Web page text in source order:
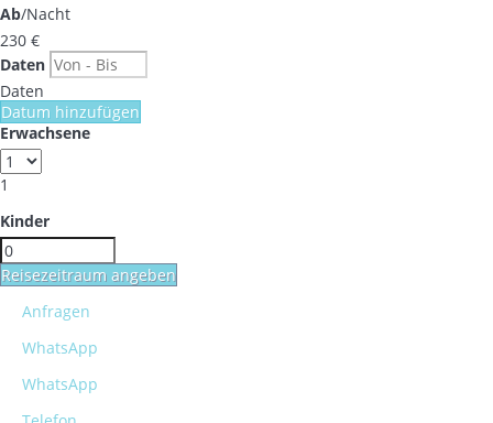
Ab/Nacht
230 €
Daten
Daten
Datum hinzufügen
Erwachsene
1
Kinder
Reisezeitraum angeben
Anfragen
WhatsApp
WhatsApp